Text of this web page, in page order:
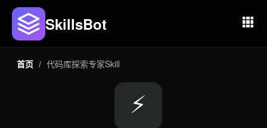
SkillsBot
首页 / 代码库探索专家Skill
⚡